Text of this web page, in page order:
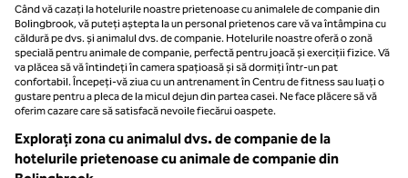
Când vă cazați la hotelurile noastre prietenoase cu animalele de companie din
Bolingbrook, vă puteți aștepta la un personal prietenos care vă va întâmpina cu
căldură pe dvs. și animalul dvs. de companie. Hotelurile noastre oferă o zonă
specială pentru animale de companie, perfectă pentru joacă și exerciții fizice. Vă
va plăcea să vă întindeți în camera spațioasă și să dormiți într-un pat
confortabil. Începeți-vă ziua cu un antrenament în Centru de fitness sau luați o
gustare pentru a pleca de la micul dejun din partea casei. Ne face plăcere să vă
oferim cazare care să satisfacă nevoile fiecărui oaspete.
Explorați zona cu animalul dvs. de companie de la
hotelurile prietenoase cu animale de companie din